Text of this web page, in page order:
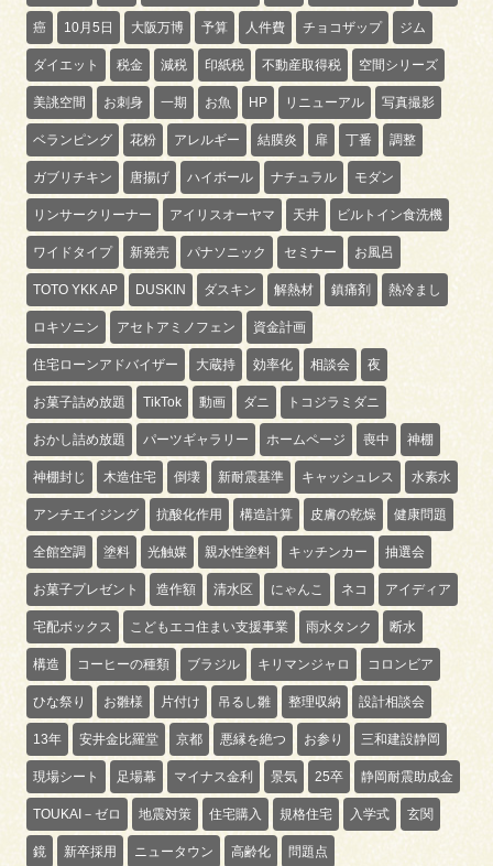
癌 10月5日 大阪万博 予算 人件費 チョコザップ ジム
ダイエット 税金 減税 印紙税 不動産取得税 空間シリーズ
美誂空間 お刺身 一期 お魚 HP リニューアル 写真撮影
ベランピング 花粉 アレルギー 結膜炎 扉 丁番 調整
ガブリチキン 唐揚げ ハイボール ナチュラル モダン
リンサークリーナー アイリスオーヤマ 天井 ビルトイン食洗機
ワイドタイプ 新発売 パナソニック セミナー お風呂
TOTO YKK AP DUSKIN ダスキン 解熱材 鎮痛剤 熱冷まし
ロキソニン アセトアミノフェン 資金計画
住宅ローンアドバイザー 大蔵持 効率化 相談会 夜
お菓子詰め放題 TikTok 動画 ダニ トコジラミダニ
おかし詰め放題 パーツギャラリー ホームページ 喪中 神棚
神棚封じ 木造住宅 倒壊 新耐震基準 キャッシュレス 水素水
アンチエイジング 抗酸化作用 構造計算 皮膚の乾燥 健康問題
全館空調 塗料 光触媒 親水性塗料 キッチンカー 抽選会
お菓子プレゼント 造作額 清水区 にゃんこ ネコ アイディア
宅配ボックス こどもエコ住まい支援事業 雨水タンク 断水
構造 コーヒーの種類 ブラジル キリマンジャロ コロンビア
ひな祭り お雛様 片付け 吊るし雛 整理収納 設計相談会
13年 安井金比羅堂 京都 悪縁を絶つ お参り 三和建設静岡
現場シート 足場幕 マイナス金利 景気 25卒 静岡耐震助成金
TOUKAI－ゼロ 地震対策 住宅購入 規格住宅 入学式 玄関
鏡 新卒採用 ニュータウン 高齢化 問題点